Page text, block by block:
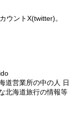
ウントX(twitter)。
道営業所の中の人 日
北海道旅行の情報等